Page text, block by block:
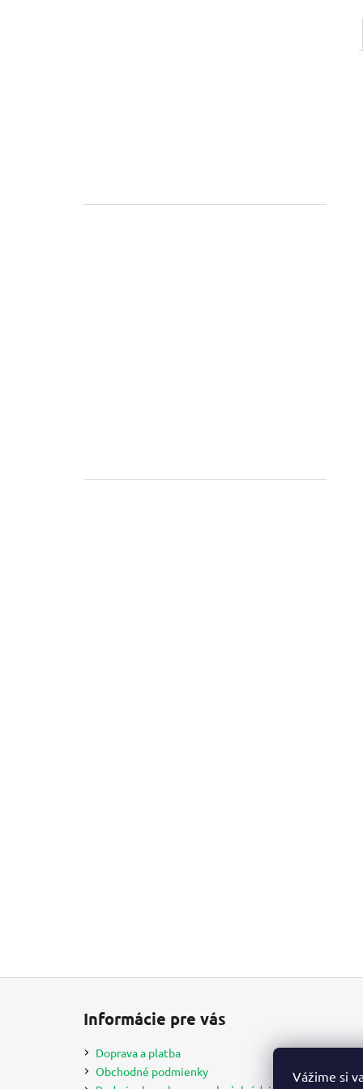
Vážime si
Informácie pre vás
Doprava a platba
Obchodné podmienky